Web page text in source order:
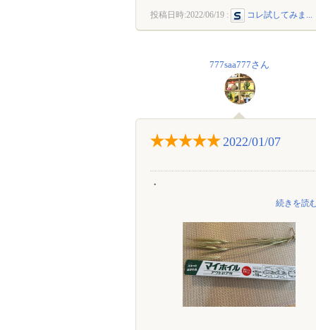
投稿日時:2022/06/19 : コレ試してみま...
777saa777さん
2022/01/07
・
続きを読